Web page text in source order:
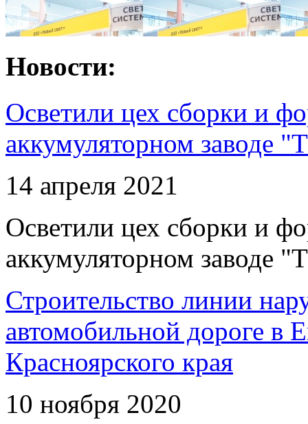
Новости:
Осветили цех сборки и
аккумуляторном заводе
14 апреля 2021
Осветили цех сборки и
аккумуляторном заводе
Строительство линии
автомобильной дороге в
Красноярского края
10 ноября 2020